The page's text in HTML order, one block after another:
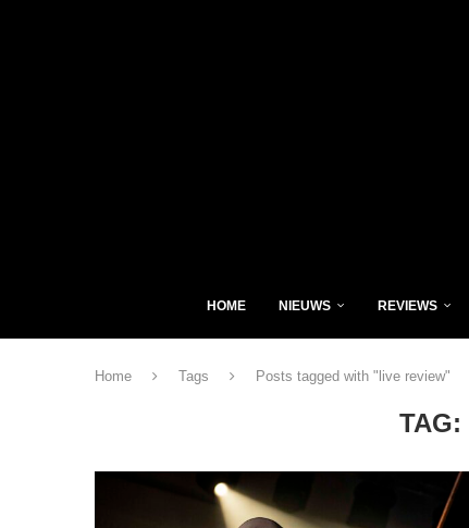
HOME NIEUWS REVIEWS
Home Tags Posts tagged with "live review"
TAG: